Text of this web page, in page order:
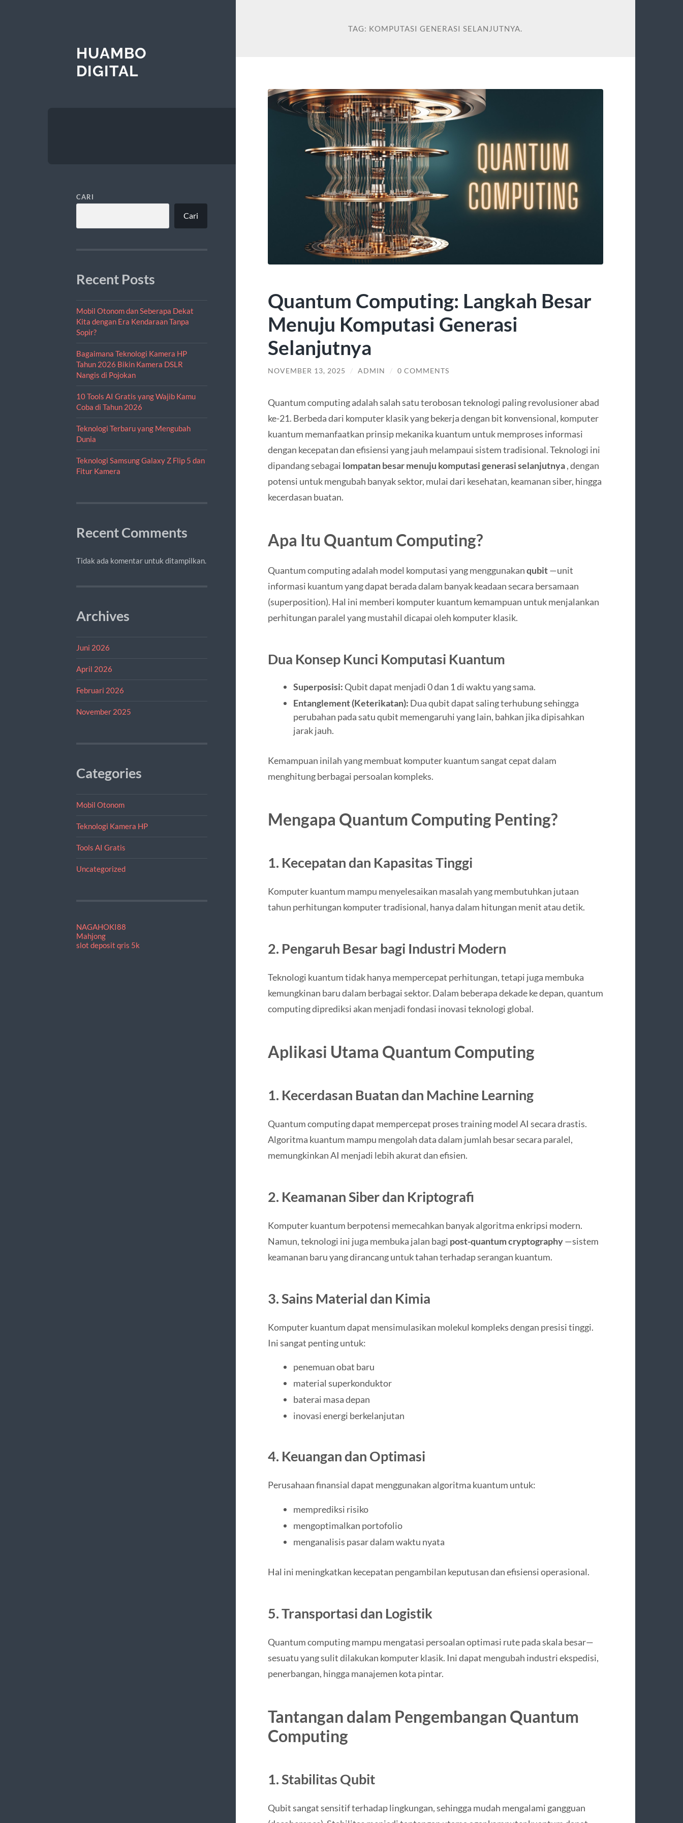
HUAMBO
DIGITAL
CARI
Cari
Recent Posts
Mobil Otonom dan Seberapa Dekat
Kita dengan Era Kendaraan Tanpa
Sopir?
Bagaimana Teknologi Kamera HP
Tahun 2026 Bikin Kamera DSLR
Nangis di Pojokan
10 Tools AI Gratis yang Wajib Kamu
Coba di Tahun 2026
Teknologi Terbaru yang Mengubah
Dunia
Teknologi Samsung Galaxy Z Flip 5 dan
Fitur Kamera
Recent Comments
Tidak ada komentar untuk ditampilkan.
Archives
Juni 2026
April 2026
Februari 2026
November 2025
Categories
Mobil Otonom
Teknologi Kamera HP
Tools AI Gratis
Uncategorized
NAGAHOKI88
Mahjong
slot deposit qris 5k
TAG: KOMPUTASI GENERASI SELANJUTNYA.
Quantum Computing: Langkah Besar
Menuju Komputasi Generasi
Selanjutnya
NOVEMBER 13, 2025 / ADMIN / 0 COMMENTS
Quantum computing adalah salah satu terobosan teknologi paling revolusioner abad
ke-21. Berbeda dari komputer klasik yang bekerja dengan bit konvensional, komputer
kuantum memanfaatkan prinsip mekanika kuantum untuk memproses informasi
dengan kecepatan dan efisiensi yang jauh melampaui sistem tradisional. Teknologi ini
dipandang sebagai lompatan besar menuju komputasi generasi selanjutnya, dengan
potensi untuk mengubah banyak sektor, mulai dari kesehatan, keamanan siber, hingga
kecerdasan buatan.
Apa Itu Quantum Computing?
Quantum computing adalah model komputasi yang menggunakanqubit—unit
informasi kuantum yang dapat berada dalam banyak keadaan secara bersamaan
(superposition). Hal ini memberi komputer kuantum kemampuan untuk menjalankan
perhitungan paralel yang mustahil dicapai oleh komputer klasik.
Dua Konsep Kunci Komputasi Kuantum
Superposisi:Qubit dapat menjadi 0 dan 1 di waktu yang sama.
Entanglement (Keterikatan): Dua qubit dapat saling terhubung sehingga
perubahan pada satu qubit memengaruhi yang lain, bahkan jika dipisahkan
jarak jauh.
Kemampuan inilah yang membuat komputer kuantum sangat cepat dalam
menghitung berbagai persoalan kompleks.
Mengapa Quantum Computing Penting?
1. Kecepatan dan Kapasitas Tinggi
Komputer kuantum mampu menyelesaikan masalah yang membutuhkan jutaan
tahun perhitungan komputer tradisional, hanya dalam hitungan menit atau detik.
2. Pengaruh Besar bagi Industri Modern
Teknologi kuantum tidak hanya mempercepat perhitungan, tetapi juga membuka
kemungkinan baru dalam berbagai sektor. Dalam beberapa dekade ke depan, quantum
computing diprediksi akan menjadi fondasi inovasi teknologi global.
Aplikasi Utama Quantum Computing
1. Kecerdasan Buatan dan Machine Learning
Quantum computing dapat mempercepat proses training model AI secara drastis.
Algoritma kuantum mampu mengolah data dalam jumlah besar secara paralel,
memungkinkan AI menjadi lebih akurat dan efisien.
2. Keamanan Siber dan Kriptografi
Komputer kuantum berpotensi memecahkan banyak algoritma enkripsi modern.
Namun, teknologi ini juga membuka jalan bagi post-quantum cryptography—sistem
keamanan baru yang dirancang untuk tahan terhadap serangan kuantum.
3. Sains Material dan Kimia
Komputer kuantum dapat mensimulasikan molekul kompleks dengan presisi tinggi.
Ini sangat penting untuk:
penemuan obat baru
material superkonduktor
baterai masa depan
inovasi energi berkelanjutan
4. Keuangan dan Optimasi
Perusahaan finansial dapat menggunakan algoritma kuantum untuk:
memprediksi risiko
mengoptimalkan portofolio
menganalisis pasar dalam waktu nyata
Hal ini meningkatkan kecepatan pengambilan keputusan dan efisiensi operasional.
5. Transportasi dan Logistik
Quantum computing mampu mengatasi persoalan optimasi rute pada skala besar—
sesuatu yang sulit dilakukan komputer klasik. Ini dapat mengubah industri ekspedisi,
penerbangan, hingga manajemen kota pintar.
Tantangan dalam Pengembangan Quantum
Computing
1. Stabilitas Qubit
Qubit sangat sensitif terhadap lingkungan, sehingga mudah mengalami gangguan